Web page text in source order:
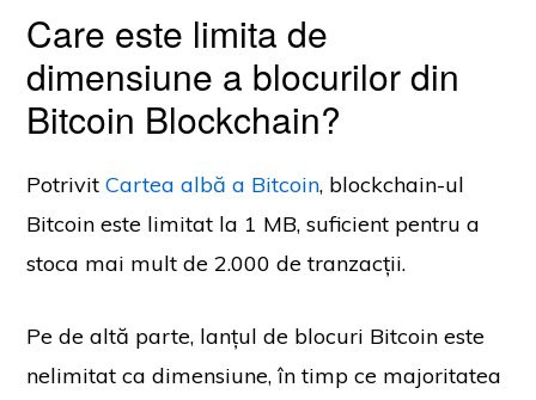
Care este limita de
dimensiune a blocurilor din
Bitcoin Blockchain?
PotrivitCartea albă a Bitcoin, blockchain-ul
Bitcoin este limitat la 1 MB, suficient pentru a
stoca mai mult de 2.000 de tranzacții.
Pe de altă parte, lanțul de blocuri Bitcoin este
nelimitat ca dimensiune, în timp ce majoritatea